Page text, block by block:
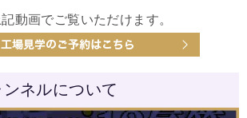
動画でご覧いただけます。
ネルについて